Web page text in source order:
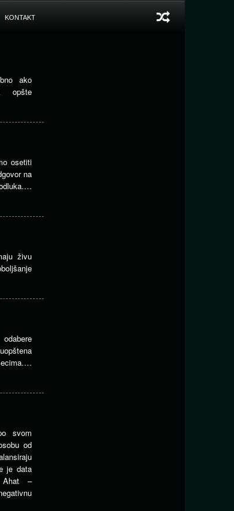
KONTAKT
ako
opšte
osetiti
na
živu
svom
od
je data
Ahat –